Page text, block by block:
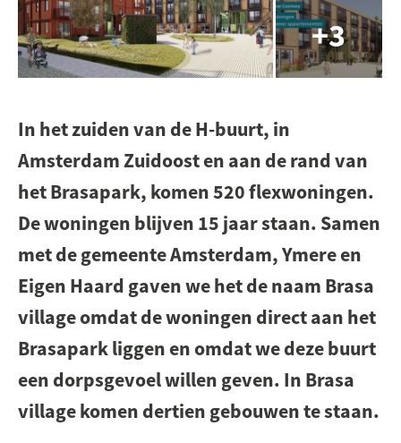
In het zuiden van de H-buurt, in
Amsterdam Zuidoost en aan de rand van
het Brasapark, komen 520 flexwoningen.
De woningen blijven 15 jaar staan. Samen
met de gemeente Amsterdam, Ymere en
Eigen Haard gaven we het de naam Brasa
village omdat de woningen direct aan het
Brasapark liggen en omdat we deze buurt
een dorpsgevoel willen geven. In Brasa
village komen dertien gebouwen te staan.